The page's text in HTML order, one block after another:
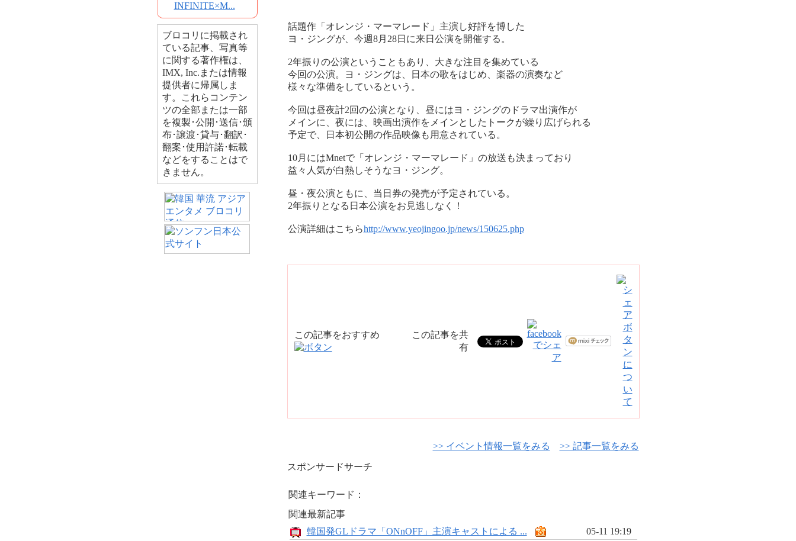
INFINITE×M...
ブロコリに掲載され
ている記事、写真等
に関する著作権は、
IMX, Inc.または情報
提供者に帰属しま
す。これらコンテン
ツの全部または一部
を複製･公開･送信･頒
布･譲渡･貸与･翻訳･
翻案･使用許諾･転載
などをすることはで
きません。
話題作「オレンジ・マーマレード」主演し好評を博した
ヨ・ジングが、今週8月28日に来日公演を開催する。
2年振りの公演ということもあり、大きな注目を集めている
今回の公演。ヨ・ジングは、日本の歌をはじめ、楽器の演奏など
様々な準備をしているという。
今回は昼夜計2回の公演となり、昼にはヨ・ジングのドラマ出演作が
メインに、夜には、映画出演作をメインとしたトークが繰り広げられる
予定で、日本初公開の作品映像も用意されている。
10月にはMnetで「オレンジ・マーマレード」の放送も決まっており
益々人気が白熱しそうなヨ・ジング。
昼・夜公演ともに、当日券の発売が予定されている。
2年振りとなる日本公演をお見逃しなく！
公演詳細はこちらhttp://www.yeojingoo.jp/news/150625.php
この記事をおすすめ
この記事を共
有
>> イベント情報一覧をみる >> 記事一覧をみる
スポンサードサーチ
関連キーワード：
関連最新記事
韓国発GLドラマ「ONnOFF」主演キャストによる ...
05-11 19:19